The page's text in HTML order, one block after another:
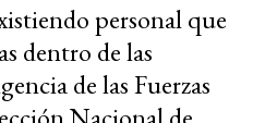
personal que
dentro de las
de las Fuerzas